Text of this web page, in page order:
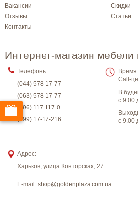
Вакансии
Скидки
Отзывы
Статьи
Контакты
Интернет-магазин мебели
Телефоны:
(044) 578-17-77
(063) 578-17-77
(096) 117-117-0
(099) 17-17-216
Время
Call-
В
с 9.00
с 9.00
Адрес:
Харьков, улица Конторская, 27
E-mail: shop@goldenplaza.com.ua